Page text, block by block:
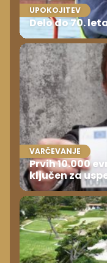
UPOKOJITEV
Delo do 70.
VARČEVANJE
Prvih 10.000
ključen za